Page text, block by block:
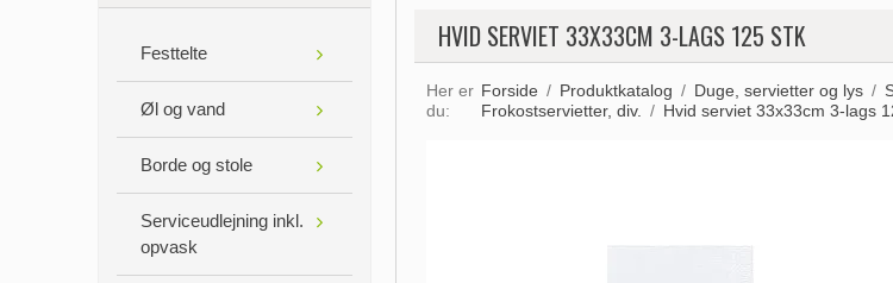
Festtelte
Øl og vand
Borde og stole
Serviceudlejning inkl.
opvask
HVID SERVIET 33X33CM 3-LAGS 125 STK
Her er
du:
Forside / Produktkatalog / Duge, servietter og lys /
Frokostservietter, div.
/ Hvid serviet 33x33cm 3-lags